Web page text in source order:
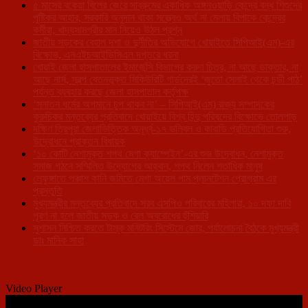
৫ মাসের বকেয়া বিলের জেরে সাব্রুমের একাধিক অঙ্গনওয়াড়ি কেন্দ্রে বন্ধ শিশুদের
পুষ্টিকর আহার, সরকারি অনুদান থাকা সত্ত্বেও অর্থ না মেলায় বিপাকে কেন্দ্রের
কর্মীরা, খাদ্যসামগ্রীর মান নিয়েও উঠল প্রশ্ন
জাতীয় সড়কের বেহাল দশা ও দুর্নীতির অভিযোগে খোয়াইতে সিপিআই(এম)-এর
বিক্ষোভ, এনএইচআইডিসিএল দপ্তরে ধরনা
খোয়াই জেলা হাসপাতালের ইমার্জেন্সি বিভাগের করুণ চিত্র, না আছে ডাক্তার, না
আছে নার্স, স্বল্প বেতনভূক্ত সিকিউরিটি গার্ডদেরই ‘জুতো সেলাই থেকে চন্ডী পাঠ’
পর্যন্ত ব্যবহার করছে জেলা হাসপাতাল কর্তৃপক্ষ
‘সনাতন ধর্মের অপমানে চুপ থাকব না’ – সিপিআই(এম) রাজ্য সম্পাদকের
কুরুচিকর মন্তব্যের প্রতিবাদে খোয়াইয়ে বিশ্ব হিন্দু পরিষদের বিক্ষোভে তোলপাড়
দক্ষিণ ত্রিপুরা জেলাভিত্তিক অনূর্ধ্ব-১৭ ভলিবল ও কাবাডি প্রতিযোগিতা শুরু,
উদ্বোধনে প্রাক্তন বিধায়ক
‘১০ কোটি নেশামুক্ত শপথ মেগা ক্যাম্পেইন’-এর শুভ উদ্বোধন, নেশামুক্ত
সমাজ গঠনে সম্মিলিত উদ্যোগের আহ্বান, শপথ নিলেন শতাধিক মানুষ
লেফুঙ্গাতে পঞ্চাশ কানি জমিতে মেগা অয়েল পাম প্লানটেশন প্রোগ্রাম এর
প্রস্তুতি
মুখ্যমন্ত্রীর মন্তব্যের প্রতিবাদে সরব এসপিও পরিবারের মহিলারা, ১০ দফা দাবি
পূরণ না হলে জাতীয় সড়ক ও রেল অবরোধের হুঁশিয়ারি
সুশাসন নিশ্চিত করতে টাস্ক মনিটরিং সিস্টেমে জোর, পর্যালোচনা বৈঠকে মুখ্যমন্ত্রী
ডাঃ মানিক সাহা
Video Player